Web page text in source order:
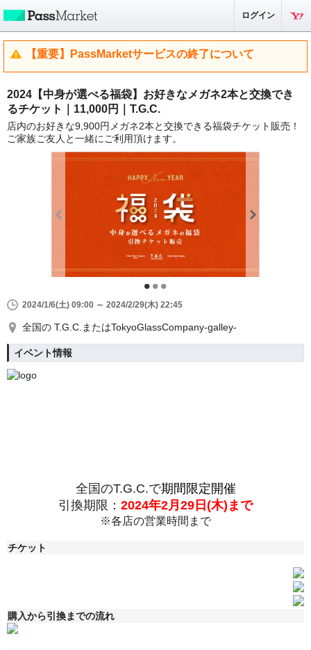
ログイン
【重要】PassMarketサービスの終了について
2024【中身が選べる福袋】お好きなメガネ2本と交換でき
るチケット｜11,000円｜T.G.C.
店内のお好きな9,900円メガネ2本と交換できる福袋チケット販売！
ご家族ご友人と一緒にご利用頂けます。
2024/1/6(土) 09:00 ～ 2024/2/29(木) 22:45
全国の T.G.C.またはTokyoGlassCompany-galley-
イベント情報
全国のT.G.C.で期間限定 開催
引換期限： 2024年2月29日(木)まで
※各店の営業時間まで
チケット
購入から引換までの流れ